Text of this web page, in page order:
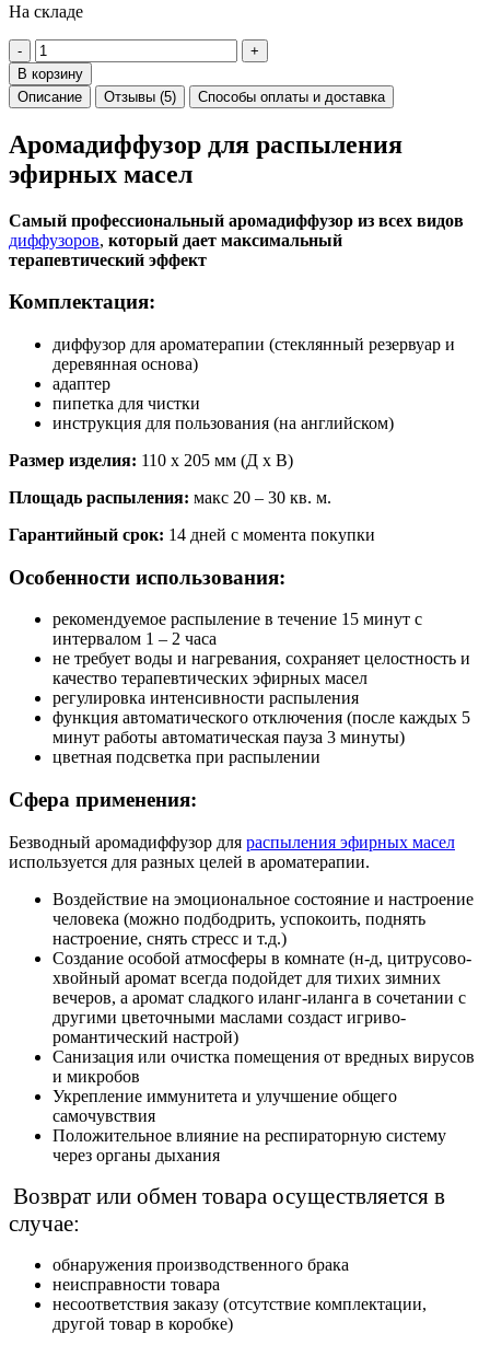
На складе
-
+
В корзину
Описание
Отзывы (5) Способы оплаты и доставка
Аромадиффузор для распыления
эфирных масел
Самый профессиональный аромадиффузор из всех видов
диффузоров, который дает максимальный
терапевтический эффект
Комплектация:
диффузор для ароматерапии (стеклянный резервуар и
деревянная основа)
адаптер
пипетка для чистки
инструкция для пользования (на английском)
Размер изделия: 110 х 205 мм (Д х В)
Площадь распыления: макс 20 – 30 кв. м.
Гарантийный срок: 14 дней с момента покупки
Особенности использования:
рекомендуемое распыление в течение 15 минут с
интервалом 1 – 2 часа
не требует воды и нагревания, сохраняет целостность и
качество терапевтических эфирных масел
регулировка интенсивности распыления
функция автоматического отключения (после каждых 5
минут работы автоматическая пауза 3 минуты)
цветная подсветка при распылении
Сфера применения:
Безводный аромадиффузор для распыления эфирных масел
используется для разных целей в ароматерапии.
Воздействие на эмоциональное состояние и настроение
человека (можно подбодрить, успокоить, поднять
настроение, снять стресс и т.д.)
Создание особой атмосферы в комнате (н-д, цитрусово-
хвойный аромат всегда подойдет для тихих зимних
вечеров, а аромат сладкого иланг-иланга в сочетании с
другими цветочными маслами создаст игриво-
романтический настрой)
Санизация или очистка помещения от вредных вирусов
и микробов
Укрепление иммунитета и улучшение общего
самочувствия
Положительное влияние на респираторную систему
через органы дыхания
Возврат или обмен товара осуществляется в
случае:
обнаружения производственного брака
неисправности товара
несоответствия заказу (отсутствие комплектации,
другой товар в коробке)